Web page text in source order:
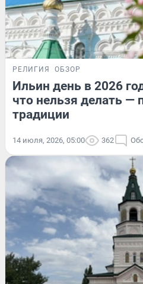
РЕЛИГИЯ ОБЗОР
Ильин день в 2026
что нельзя делать —
традиции
14 июля, 2026, 05:00 362